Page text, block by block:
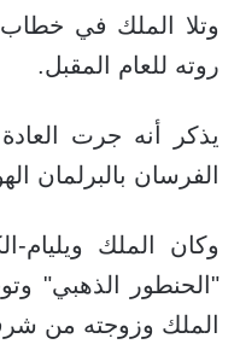
وتلا الملك في خطاب
روته للعام المقبل.
يذكر أنه جرت
الفرسان بالبرلمان
وكان الملك
"الحنطور الذهبي"
الملك وزوجته من